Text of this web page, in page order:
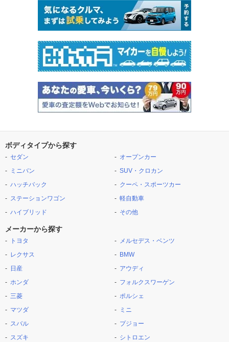
ボディタイプから探す
セダン
ミニバン
ハッチバック
ステーションワゴン
ハイブリッド
オープンカー
SUV・クロカン
クーペ・スポーツカー
軽自動車
その他
メーカーから探す
トヨタ
レクサス
日産
ホンダ
三菱
マツダ
スバル
スズキ
メルセデス・ベンツ
BMW
アウディ
フォルクスワーゲン
ポルシェ
ミニ
プジョー
シトロエン